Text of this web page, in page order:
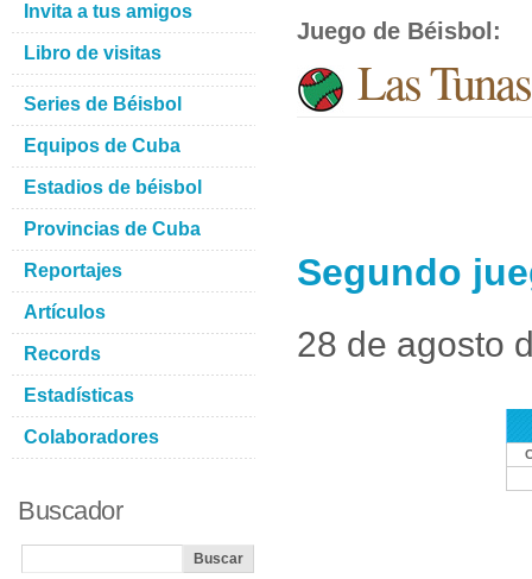
Juego de Béisbol :
Las
Segundo
28 de agosto
Invita a tus amigos
Libro de visitas
Series de Béisbol
Equipos de Cuba
Estadios de béisbol
Provincias de Cuba
Reportajes
Artículos
Records
Estadísticas
Colaboradores
Buscador